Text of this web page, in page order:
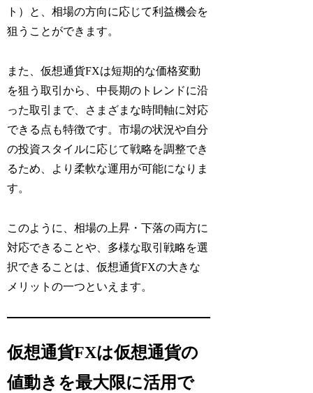
ト）と、相場の方向に応じて利益機会を
狙うことができます。
また、仮想通貨FXは短期的な価格変動
を狙う取引から、中長期のトレンドに沿
った取引まで、さまざまな時間軸に対応
できる点も特徴です。市場の状況や自分
の投資スタイルに応じて戦略を調整でき
るため、より柔軟な運用が可能になりま
す。
このように、相場の上昇・下落の両方に
対応できることや、多様な取引戦略を選
択できることは、仮想通貨FXの大きな
メリットの一つといえます。
仮想通貨FXは仮想通貨の
値動きを最大限に活用で